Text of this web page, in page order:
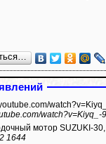
watch?v=Kiyq_-
мотор SUZUKI-
1644